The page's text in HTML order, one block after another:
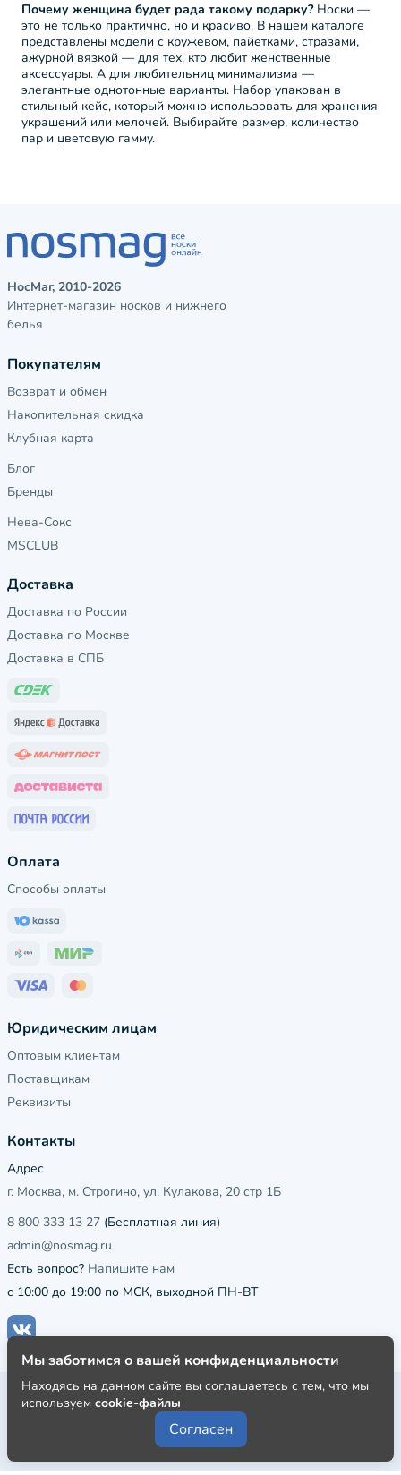
Почему женщина будет рада такому подарку?Носки —
это не только практично, но и красиво. В нашем каталоге
представлены модели с кружевом, пайетками, стразами,
ажурной вязкой — для тех, кто любит женственные
аксессуары. А для любительниц минимализма —
элегантные однотонные варианты. Набор упакован в
стильный кейс, который можно использовать для хранения
украшений или мелочей. Выбирайте размер, количество
пар и цветовую гамму.
НосМаг, 2010-2026
Интернет-магазин носков и нижнего
белья
Покупателям
Возврат и обмен
Накопительная скидка
Клубная карта
Блог
Бренды
Нева-Сокс
MSCLUB
Доставка
Доставка по России
Доставка по Москве
Доставка в СПБ
Оплата
Способы оплаты
Юридическим лицам
Оптовым клиентам
Поставщикам
Реквизиты
Контакты
Адрес
г. Москва, м. Строгино, ул. Кулакова, 20 стр 1Б
8 800 333 13 27 (Бесплатная линия)
admin@nosmag.ru
Есть вопрос? Напишите нам
с 10:00 до 19:00 по МСК, выходной ПН-ВТ
Публичная оферта
Пользовательское соглашение
Политика конфиденциальности
Мы заботимся о вашей конфиденциальности
Находясь на данном сайте вы соглашаетесь с тем, что мы
используем cookie-файлы
Согласен